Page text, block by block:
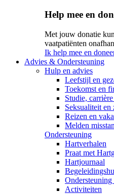
Help mee en
Met jouw donatie
vaatpatiënten
Ik help mee en
Advies & Ondersteuning
Hulp en advies
Leefstijl en
Toekomst en
Studie,
Seksualiteit en
Reizen en
Melden
Ondersteuning
Hartverhalen
Praat met
Hartjournaal
Ondersteuning
Activiteiten